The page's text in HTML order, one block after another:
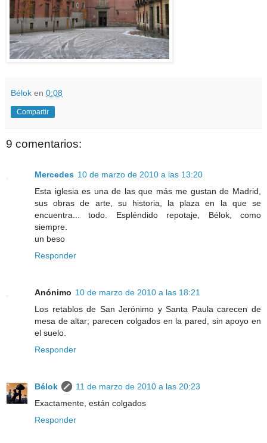
Bélok en 0:08
Compartir
9 comentarios:
Mercedes 10 de marzo de 2010 a las 13:20
Esta iglesia es una de las que más me gustan de Madrid,
sus obras de arte, su historia, la plaza en la que se
encuentra... todo. Espléndido repotaje, Bélok, como
siempre.
un beso
Responder
Anónimo 10 de marzo de 2010 a las 18:21
Los retablos de San Jerónimo y Santa Paula carecen de
mesa de altar; parecen colgados en la pared, sin apoyo en
el suelo.
Responder
Bélok
11 de marzo de 2010 a las 20:23
Exactamente, están colgados
Responder